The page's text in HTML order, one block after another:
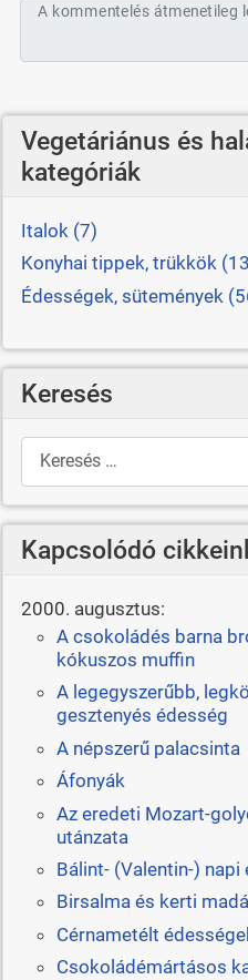
A kommentelés átmenetileg
Vegetáriánus és
kategóriák
Italok (7)
Konyhai tippek, trükkök
Édességek, sütemények
Keresés
Keresés
Kapcsolódó
2000. augusztus:
A csokoládés barna
kókuszos muffin
A legegyszerűbb,
gesztenyés édesség
A népszerű palacsinta
Áfonyák
Az eredeti Mozart-
utánzata
Bálint- (Valentin-) napi
Birsalma és kerti
Cérnametélt
Csokoládémártásos